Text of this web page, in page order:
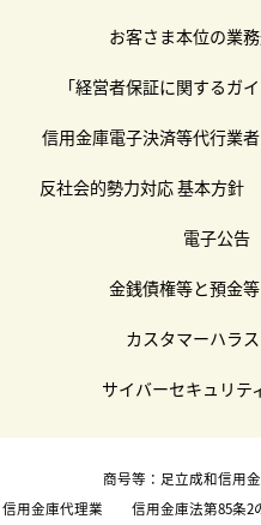
お客さま本位の業
「経営者保証に関するガ
信用金庫電子決済等代行業
反社会的勢力対応 基本方針
電子公告
金銭債権等と預金
カスタマーハラ
サイバーセキュリテ
商号等：足立成和信
信用金庫代理業 信用金庫法第85条2